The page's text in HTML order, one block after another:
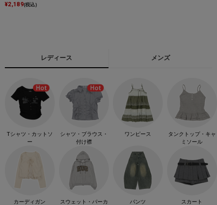
¥2,189(税込)
レディース メンズ
Tシャツ・カットソ
ー
シャツ・ブラウス・
付け襟
ワンピース
タンクトップ・キャ
ミソール
カーディガン
スウェット・パーカ
パンツ スカート